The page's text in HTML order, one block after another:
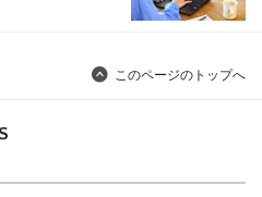
このページのトップへ